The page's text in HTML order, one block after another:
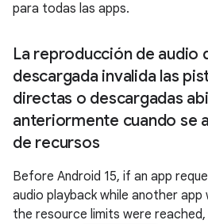
para todas las apps.
La reproducción de audio
descargada invalida las
directas o descargadas
anteriormente cuando se
de recursos
Before Android 15, if an app
audio playback while another app
the resource limits were